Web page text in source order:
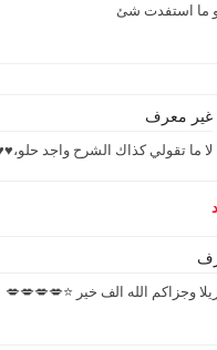
ما استفدت شئ
غير معرف
لا ما تقولي كذاك الشرح واجد
وجزاكم الله الف خير ⭐💋💋💋💋